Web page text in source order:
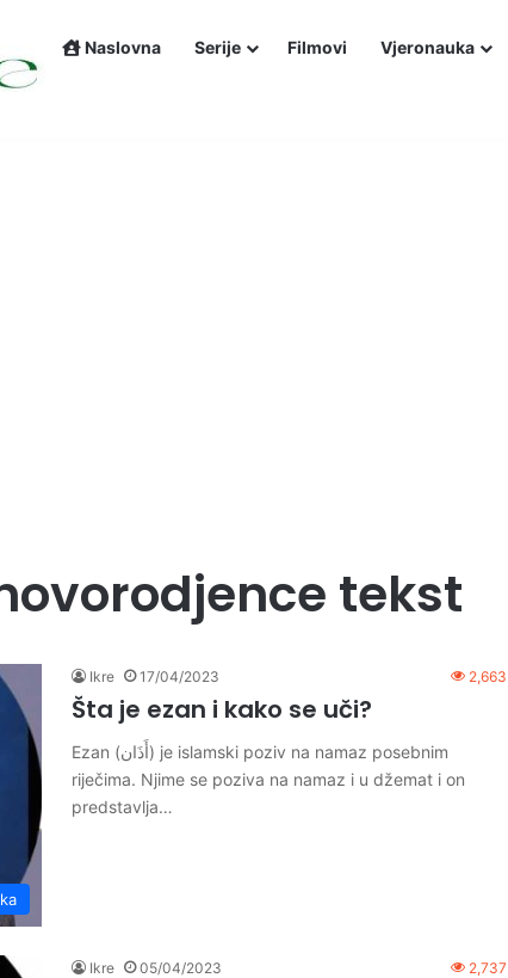
Naslovna Serije Filmovi Vjeronauka
tekst
Ikre 17/04/2023 2,663
Šta je ezan i kako se uči?
Ezan (أَذَان) je islamski poziv na namaz posebnim
riječima. Njime se poziva na namaz i u džemat i on
predstavlja…
Ikre 05/04/2023 2,737